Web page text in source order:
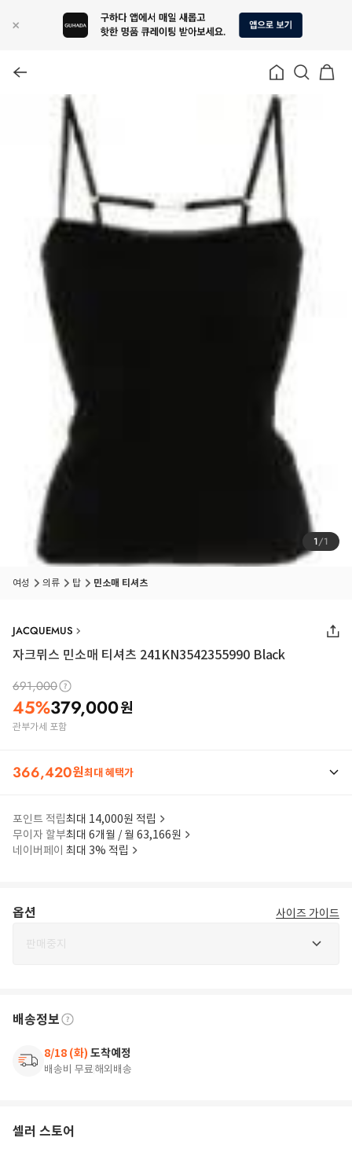
1/1
여성 의류 탑 민소매 티셔츠
JACQUEMUS
자크뮈스 민소매 티셔츠 241KN3542355990 Black
691,000
45%379,000원
관부가세 포함
366,420원최대 혜택가
포인트 적립최대 14,000원 적립
무이자 할부최대 6개월 / 월 63,166원
네이버페이 최대 3% 적립
옵션 사이즈 가이드
판매중지
배송정보
8/18 (화) 도착예정
배송비 무료해외배송
셀러 스토어